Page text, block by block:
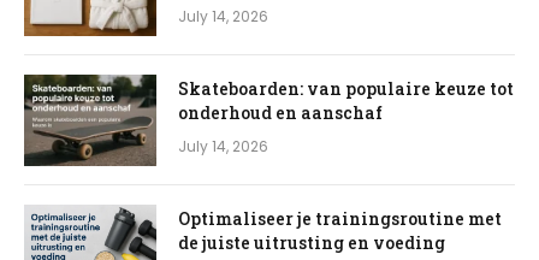
July 14, 2026
Skateboarden: van populaire keuze tot
onderhoud en aanschaf
July 14, 2026
Optimaliseer je trainingsroutine met
de juiste uitrusting en voeding